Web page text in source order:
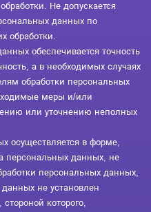
Не допускается
данных по
обработки.
обеспечивается точность
а в необходимых случаях
обработки персональных
меры и/или
или уточнению неполных
осуществляется в форме,
персональных данных, не
персональных данных,
не установлен
которого,